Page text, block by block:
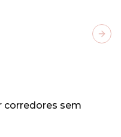
corredores sem